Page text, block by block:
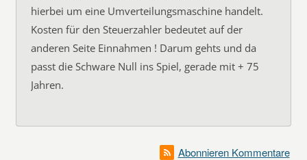
hierbei um eine Umverteilungsmaschine handelt.
Kosten für den Steuerzahler bedeutet auf der
anderen Seite Einnahmen ! Darum gehts und da
passt die Schware Null ins Spiel, gerade mit + 75
Jahren.
Abonnieren Kommentare